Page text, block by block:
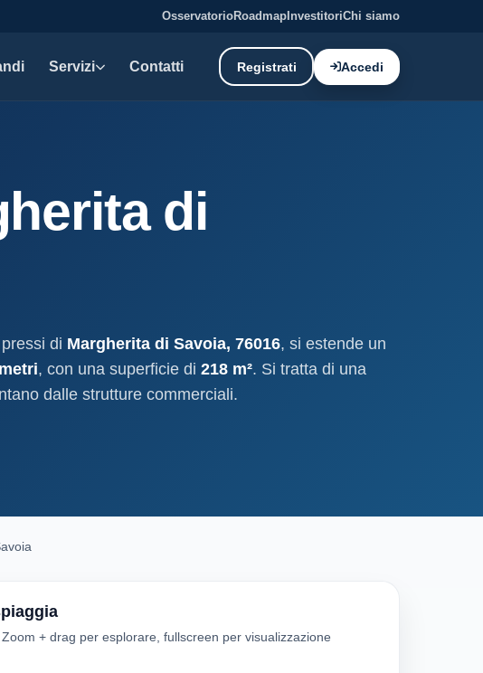
OsservatorioRoadmap InvestitoriChi siamo
Servizi
Atti, soggetti e canoni del demanio
marittimo.
I nostri dati
Open data costieri aggiornati mensilmente.
Contatti Registrati Accedi
di
di Margherita di Savoia, 76016, si estende un
, con una superficie di 218 m². Si tratta di una
dalle strutture commerciali.
+ drag per esplorare, fullscreen per visualizzazione